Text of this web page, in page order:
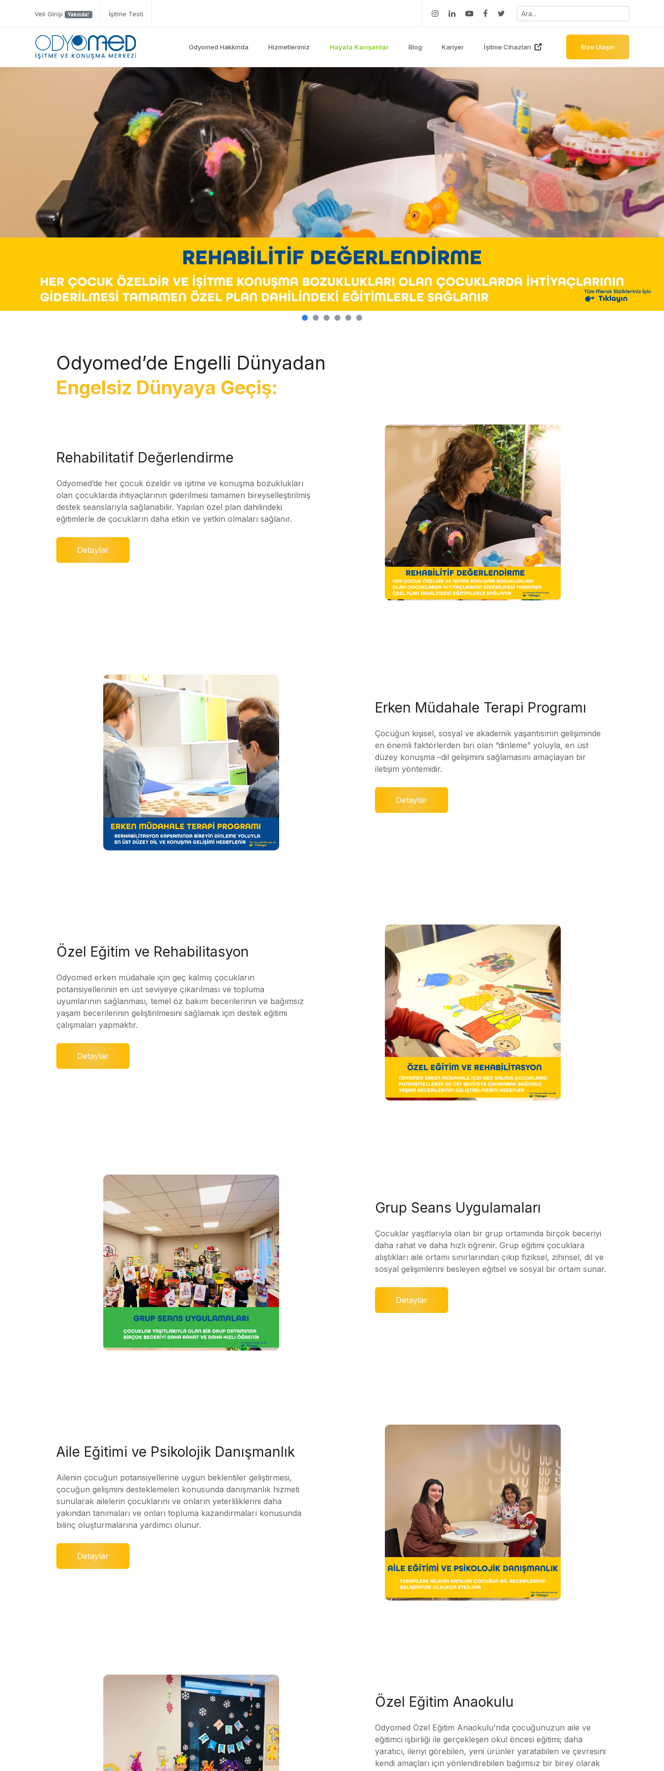
Veli Girişi Yakında! İşitme Testi
Odyomed Hakkında Hizmetlerimiz Hayata Karışanlar Blog Kariyer İşitme Cihazları Bize Ulaşın
Odyomed’de Engelli Dünyadan
Engelsiz Dünyaya Geçiş:
Rehabilitatif Değerlendirme
Odyomed’de her çocuk özeldir ve işitme ve konuşma bozuklukları
olan çocuklarda ihtiyaçlarının giderilmesi tamamen bireyselleştirilmiş
destek seanslarıyla sağlanabilir. Yapılan özel plan dahilindeki
eğitimlerle de çocukların daha etkin ve yetkin olmaları sağlanır.
Detaylar
Erken Müdahale Terapi Programı
Çocuğun kişisel, sosyal ve akademik yaşantısının gelişiminde
en önemli faktörlerden biri olan “dinleme” yoluyla, en üst
düzey konuşma –dil gelişimini sağlamasını amaçlayan bir
iletişim yöntemidir.
Detaylar
Özel Eğitim ve Rehabilitasyon
Odyomed erken müdahale için geç kalmış çocukların
potansiyellerinin en üst seviyeye çıkarılması ve topluma
uyumlarının sağlanması, temel öz bakım becerilerinin ve bağımsız
yaşam becerilerinin geliştirilmesini sağlamak için destek eğitimi
çalışmaları yapmaktır.
Detaylar
Grup Seans Uygulamaları
Çocuklar yaşıtlarıyla olan bir grup ortamında birçok beceriyi
daha rahat ve daha hızlı öğrenir. Grup eğitimi çocuklara
alıştıkları aile ortamı sınırlarından çıkıp fiziksel, zihinsel, dil ve
sosyal gelişimlerini besleyen eğitsel ve sosyal bir ortam sunar.
Detaylar
Aile Eğitimi ve Psikolojik Danışmanlık
Ailenin çocuğun potansiyellerine uygun beklentiler geliştirmesi,
çocuğun gelişmini desteklemeleri konusunda danışmanlık hizmeti
sunularak ailelerin çocuklarını ve onların yeterliliklerini daha
yakından tanımaları ve onları topluma kazandırmaları konusunda
bilinç oluşturmalarına yardımcı olunur.
Detaylar
Özel Eğitim Anaokulu
Odyomed Özel Eğitim Anaokulu’nda çocuğunuzun aile ve
eğitimci işbirliği ile gerçekleşen okul öncesi eğitimi; daha
yaratıcı, ileriyi görebilen, yeni ürünler yaratabilen ve çevresini
kendi amaçları için yönlendirebilen bağımsız bir birey olarak